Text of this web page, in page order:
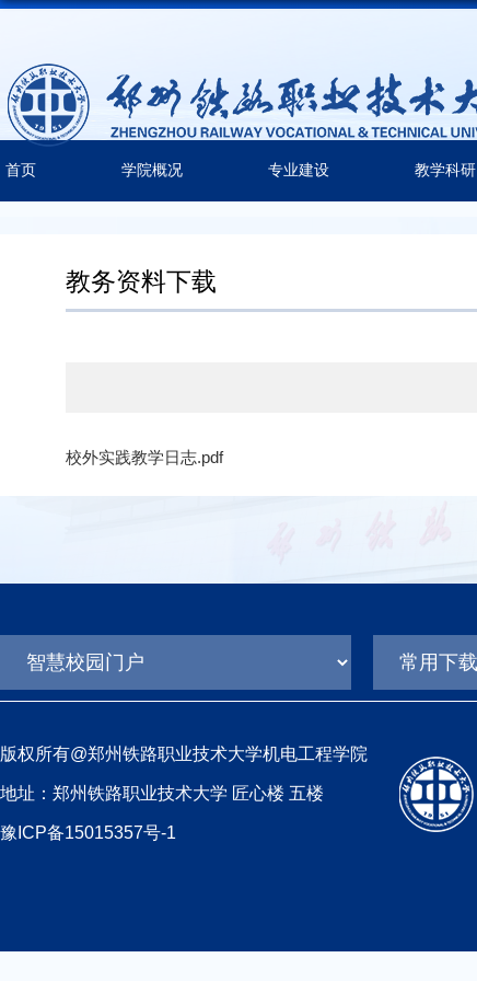
首页 学院概况 专业建设 教学科研
教务资料下载
校外实践教学日志.pdf
版权所有@郑州铁路职业技术大学机电工程学院
地址：郑州铁路职业技术大学 匠心楼 五楼
豫ICP备15015357号-1